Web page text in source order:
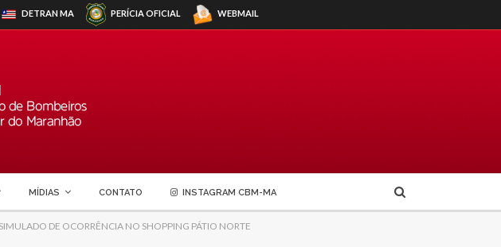
DETRANMA PERÍCIA OFICIAL WEBMAIL
MÍDIAS CONTATO INSTAGRAM CBM-MA
DE OCORRÊNCIA NO SHOPPING PÁTIO NORTE